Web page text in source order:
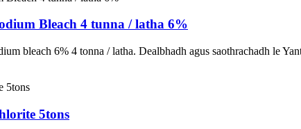
Bleach 4 tunna / latha 6%
bleach 6% 4 tonna / latha. Dealbhadh agus saothrachadh le
5tons